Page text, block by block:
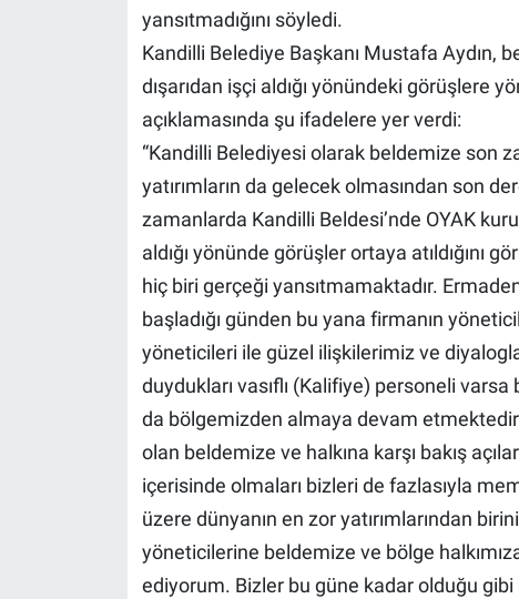
yansıtmadığını söyledi.
Kandilli Belediye Başkanı Mustafa Aydın,
dışarıdan işçi aldığı yönündeki görüşlere
açıklamasında şu ifadelere yer verdi:
“Kandilli Belediyesi olarak beldemize son
yatırımların da gelecek olmasından son
zamanlarda Kandilli Beldesi’nde OYAK
aldığı yönünde görüşler ortaya atıldığını
hiç biri gerçeği yansıtmamaktadır.
başladığı günden bu yana firmanın
yöneticileri ile güzel ilişkilerimiz ve
duydukları vasıflı (Kalifiye) personeli
da bölgemizden almaya devam
olan beldemize ve halkına karşı bakış
içerisinde olmaları bizleri de fazlasıyla
üzere dünyanın en zor yatırımlarından
yöneticilerine beldemize ve bölge
ediyorum. Bizler bu güne kadar olduğu